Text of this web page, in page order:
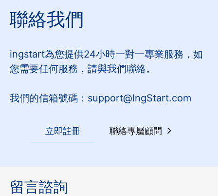
聯絡我們
ingstart為您提供24小時一對一專業服務，如
您需要任何服務，請與我們聯絡。
我們的信箱號碼：support@IngStart.com
立即註冊 聯絡專屬顧問
留言諮詢